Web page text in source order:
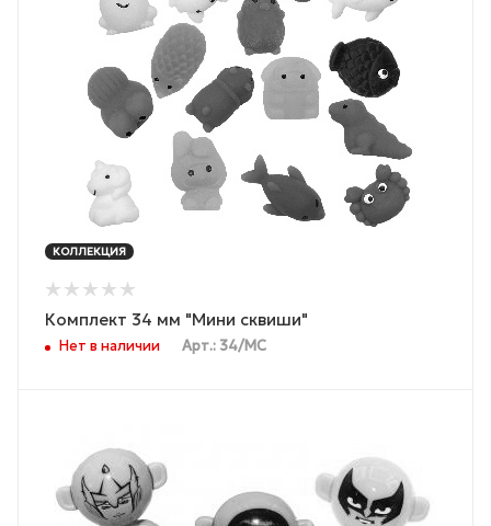
КОЛЛЕКЦИЯ
Комплект 34 мм "Мини сквиши"
Нет в наличии Арт.: 34/МС